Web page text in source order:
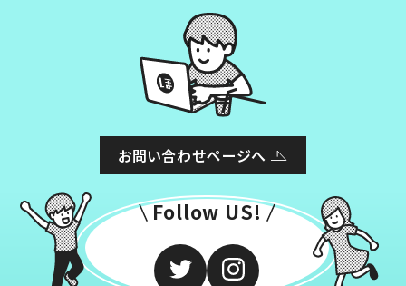
お問い合わせページへ
Follow US!